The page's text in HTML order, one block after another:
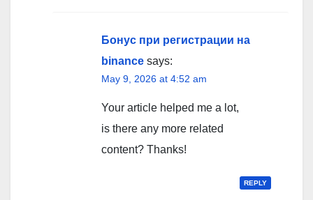
Бонус при регистрации на
binance says:
May 9, 2026 at 4:52 am
Your article helped me a lot,
is there any more related
content? Thanks!
REPLY